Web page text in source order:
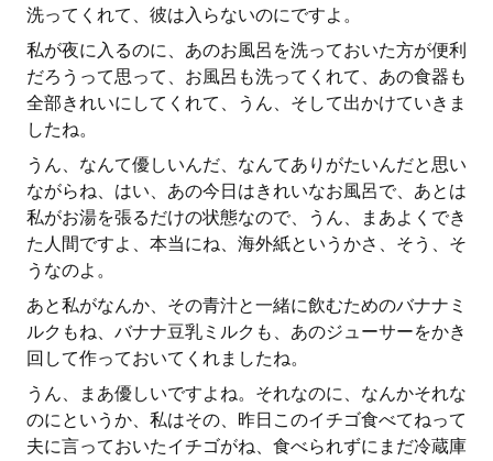
洗ってくれて、彼は入らないのにですよ。
私が夜に入るのに、あのお風呂を洗っておいた方が便利
だろうって思って、お風呂も洗ってくれて、あの食器も
全部きれいにしてくれて、うん、そして出かけていきま
したね。
うん、なんて優しいんだ、なんてありがたいんだと思い
ながらね、はい、あの今日はきれいなお風呂で、あとは
私がお湯を張るだけの状態なので、うん、まあよくでき
た人間ですよ、本当にね、海外紙というかさ、そう、そ
うなのよ。
あと私がなんか、その青汁と一緒に飲むためのバナナミ
ルクもね、バナナ豆乳ミルクも、あのジューサーをかき
回して作っておいてくれましたね。
うん、まあ優しいですよね。それなのに、なんかそれな
のにというか、私はその、昨日このイチゴ食べてねって
夫に言っておいたイチゴがね、食べられずにまだ冷蔵庫